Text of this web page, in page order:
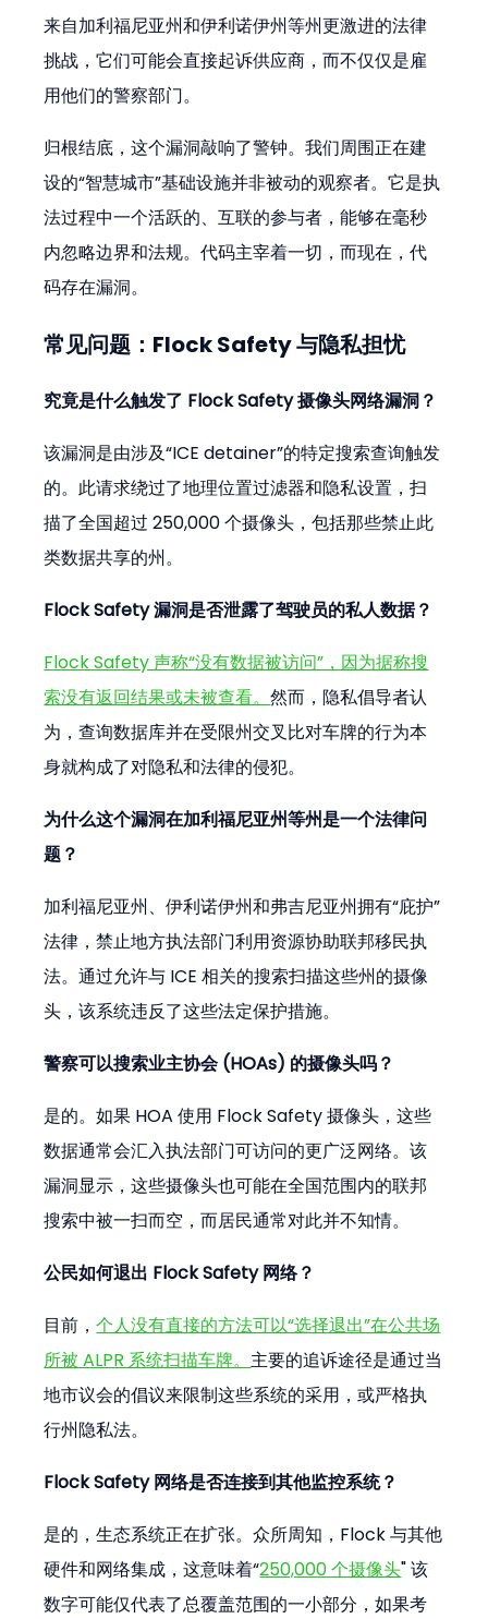
来自加利福尼亚州和伊利诺伊州等州更激进的法律
挑战，它们可能会直接起诉供应商，而不仅仅是雇
用他们的警察部门。
归根结底，这个漏洞敲响了警钟。我们周围正在建
设的“智慧城市”基础设施并非被动的观察者。它是执
法过程中一个活跃的、互联的参与者，能够在毫秒
内忽略边界和法规。代码主宰着一切，而现在，代
码存在漏洞。
常见问题：Flock Safety 与隐私担忧
究竟是什么触发了 Flock Safety 摄像头网络漏洞？
该漏洞是由涉及“ICE detainer”的特定搜索查询触发
的。此请求绕过了地理位置过滤器和隐私设置，扫
描了全国超过 250,000 个摄像头，包括那些禁止此
类数据共享的州。
Flock Safety 漏洞是否泄露了驾驶员的私人数据？
Flock Safety 声称“没有数据被访问”，因为据称搜
索没有返回结果或未被查看。然而，隐私倡导者认
为，查询数据库并在受限州交叉比对车牌的行为本
身就构成了对隐私和法律的侵犯。
为什么这个漏洞在加利福尼亚州等州是一个法律问
题？
加利福尼亚州、伊利诺伊州和弗吉尼亚州拥有“庇护”
法律，禁止地方执法部门利用资源协助联邦移民执
法。通过允许与 ICE 相关的搜索扫描这些州的摄像
头，该系统违反了这些法定保护措施。
警察可以搜索业主协会 (HOAs) 的摄像头吗？
是的。如果 HOA 使用 Flock Safety 摄像头，这些
数据通常会汇入执法部门可访问的更广泛网络。该
漏洞显示，这些摄像头也可能在全国范围内的联邦
搜索中被一扫而空，而居民通常对此并不知情。
公民如何退出 Flock Safety 网络？
目前，个人没有直接的方法可以“选择退出”在公共场
所被 ALPR 系统扫描车牌。主要的追诉途径是通过当
地市议会的倡议来限制这些系统的采用，或严格执
行州隐私法。
Flock Safety 网络是否连接到其他监控系统？
是的，生态系统正在扩张。众所周知，Flock 与其他
硬件和网络集成，这意味着“250,000 个摄像头" 该
数字可能仅代表了总覆盖范围的一小部分，如果考